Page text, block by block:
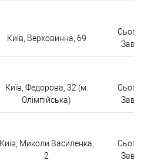
Київ, Верховинна, 69
Київ, Федорова, 32 (м.
Олімпійська)
Київ, Миколи Василенка,
2